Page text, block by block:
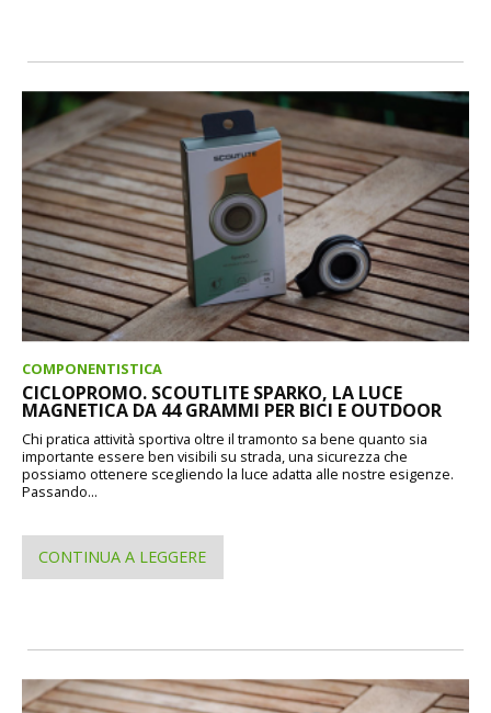
COMPONENTISTICA
CICLOPROMO. SCOUTLITE SPARKO, LA LUCE
MAGNETICA DA 44 GRAMMI PER BICI E OUTDOOR
Chi pratica attività sportiva oltre il tramonto sa bene quanto sia
importante essere ben visibili su strada, una sicurezza che
possiamo ottenere scegliendo la luce adatta alle nostre esigenze.
Passando...
CONTINUA A LEGGERE